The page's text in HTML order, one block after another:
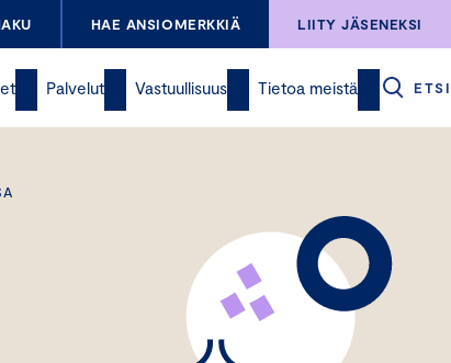
HAE ANSIOMERKKIÄ LIITY JÄSENEKSI
Palvelut Vastuullisuus Tietoa meistä ETSI